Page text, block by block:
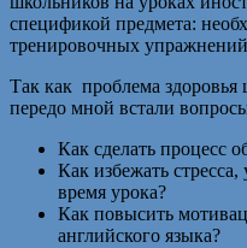
спецификой предмета:
тренировочных
Так как проблема здоровья
передо мной встали
Как сделать процесс
Как избежать
время урока?
Как повысить
английского языка?